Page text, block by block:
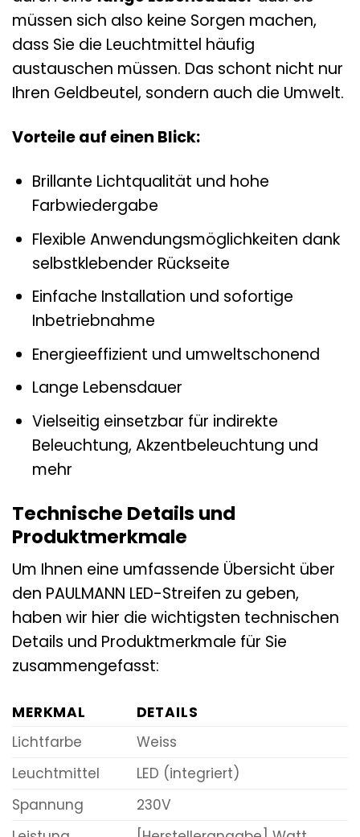
müssen sich also keine Sorgen machen,
dass Sie die Leuchtmittel häufig
austauschen müssen. Das schont nicht nur
Ihren Geldbeutel, sondern auch die Umwelt.
Vorteile auf einen Blick:
Brillante Lichtqualität und hohe
Farbwiedergabe
Flexible Anwendungsmöglichkeiten dank
selbstklebender Rückseite
Einfache Installation und sofortige
Inbetriebnahme
Energieeffizient und umweltschonend
Lange Lebensdauer
Vielseitig einsetzbar für indirekte
Beleuchtung, Akzentbeleuchtung und
mehr
Technische Details und
Produktmerkmale
Um Ihnen eine umfassende Übersicht über
den PAULMANN LED-Streifen zu geben,
haben wir hier die wichtigsten technischen
Details und Produktmerkmale für Sie
zusammengefasst:
MERKMAL
DETAILS
Lichtfarbe
Weiss
Leuchtmittel
LED (integriert)
Spannung
230V